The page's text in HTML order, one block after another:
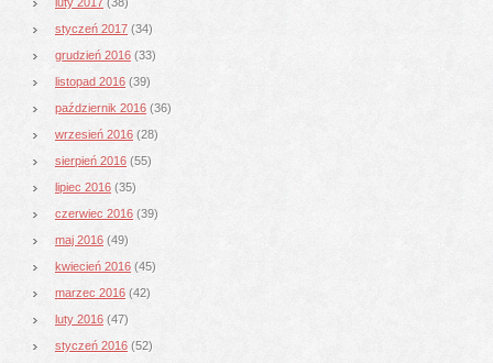
styczeń 2017 (34)
grudzień 2016 (33)
listopad 2016 (39)
październik 2016 (36)
wrzesień 2016 (28)
sierpień 2016 (55)
lipiec 2016 (35)
czerwiec 2016 (39)
maj 2016 (49)
kwiecień 2016 (45)
marzec 2016 (42)
luty 2016 (47)
styczeń 2016 (52)